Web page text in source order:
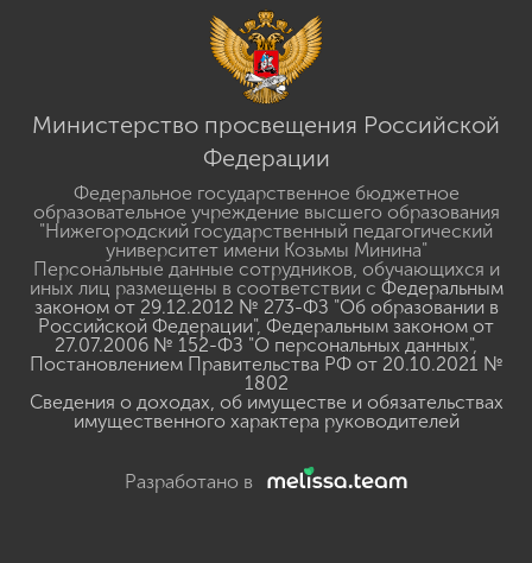
Министерство просвещения Российской
Федерации
Федеральное государственное бюджетное
образовательное учреждение высшего образования
"Нижегородский государственный педагогический
университет имени Козьмы Минина"
Персональные данные сотрудников, обучающихся и
иных лиц размещены в соответствии с Федеральным
законом от 29.12.2012 № 273-ФЗ "Об образовании в
Российской Федерации", Федеральным законом от
27.07.2006 № 152-ФЗ "О персональных данных",
Постановлением Правительства РФ от 20.10.2021 №
1802
Сведения о доходах, об имуществе и обязательствах
имущественного характера руководителей
Разработано в